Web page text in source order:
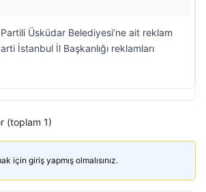
Üsküdar Belediyesi’ne ait reklam
İstanbul İl Başkanlığı reklamları
(toplam 1)
için giriş yapmış olmalısınız.